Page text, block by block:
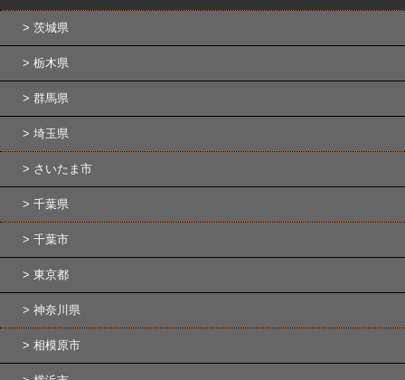
茨城県
栃木県
群馬県
埼玉県
さいたま市
千葉県
千葉市
東京都
神奈川県
相模原市